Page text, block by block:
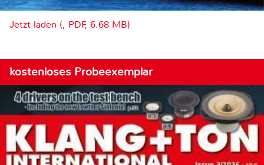
Jetzt laden (, PDF, 6.68 MB)
kostenloses Probeexemplar